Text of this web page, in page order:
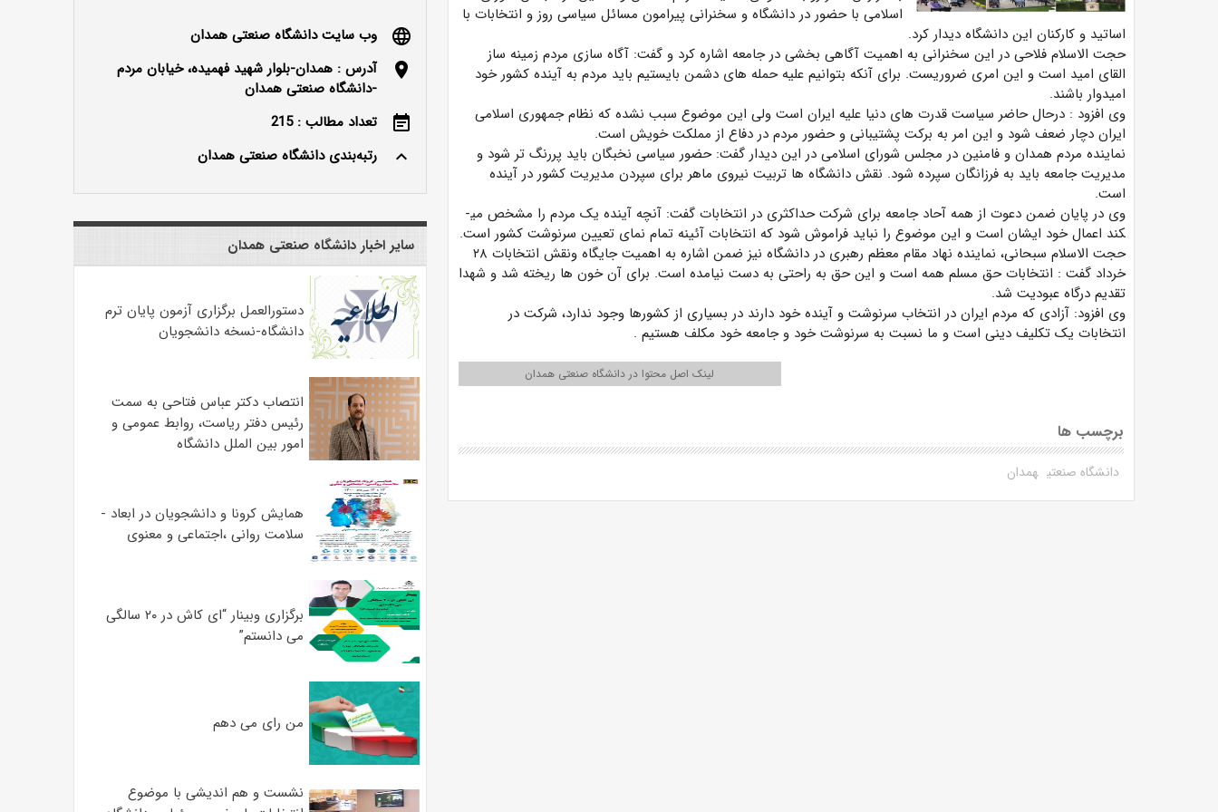
اسلامی با حضور در دانشگاه و سخنرانی پیرامون مسائل سیاسی روز و انتخابات با
اساتید و کارکنان این دانشگاه دیدار کرد.
حجت الاسلام فلاحی در این سخنرانی به اهمیت آگاهی بخشی در جامعه اشاره کرد و گفت: آگاه سازی مردم زمینه ساز
القای امید است و این امری ضروریست. برای آنکه بتوانیم علیه حمله های دشمن بایستیم باید مردم به آینده کشور خود
امیدوار باشند.
وی افزود : درحال حاضر سیاست قدرت های دنیا علیه ایران است ولی این موضوع سبب نشده که نظام جمهوری اسلامی
ایران دچار ضعف شود و این امر به برکت پشتیبانی و حضور مردم در دفاع از مملکت خویش است.
نماینده مردم همدان و فامنین در مجلس شورای اسلامی در این دیدار گفت: حضور سیاسی نخبگان باید پررنگ تر شود و
مدیریت جامعه باید به فرزانگان سپرده شود. نقش دانشگاه ها تربیت نیروی ماهر برای سپردن مدیریت کشور در آینده
است.
وی در پایان ضمن دعوت از همه آحاد جامعه برای شرکت حداکثری در انتخابات گفت: آنچه آینده یک مردم را مشخص می­
کند اعمال خود ایشان است و این موضوع را نباید فراموش شود که انتخابات آئینه تمام نمای تعیین سرنوشت کشور است.
حجت الاسلام سبحانی، نماینده نهاد مقام معظم رهبری در دانشگاه نیز ضمن اشاره به اهمیت جایگاه ونقش انتخابات ۲۸
خرداد گفت : انتخابات حق مسلم همه است و این حق به راحتی به دست نیامده است. برای آن خون ها ریخته شد و شهدا
تقدیم درگاه عبودیت شد.
وی افزود: آزادی که مردم ایران در انتخاب سرنوشت و آینده خود دارند در بسیاری از کشورها وجود ندارد، شرکت در
انتخابات یک تکلیف دینی است و ما نسبت به سرنوشت خود و جامعه خود مکلف هستیم .
لینک اصل محتوا در دانشگاه صنعتی همدان
برچسب ها
دانشگاه صنعتی همدان
language
وب سایت دانشگاه صنعتی همدان
location_on
آدرس : همدان-بلوار شهید فهمیده، خیابان مردم
-دانشگاه صنعتی همدان
event_note
تعداد مطالب : 215
keyboard_arrow_up
رتبه‌بندی دانشگاه صنعتی همدان
سایر اخبار دانشگاه صنعتی همدان
دستورالعمل برگزاری آزمون پایان ترم
دانشگاه-نسخه دانشجویان
انتصاب دکتر عباس فتاحی به سمت
رئیس دفتر ریاست، روابط عمومی و
امور بین الملل دانشگاه
همایش کرونا و دانشجویان در ابعاد ­
سلامت روانی ،اجتماعی و معنوی
برگزاری وبینار “ای کاش در ۲۰ سالگی
می دانستم”
من رای می دهم
نشست و هم اندیشی با موضوع